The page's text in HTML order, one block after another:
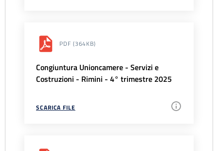
PDF (364KB)
Congiuntura Unioncamere - Servizi e
Costruzioni - Rimini - 4° trimestre 2025
SCARICA FILE